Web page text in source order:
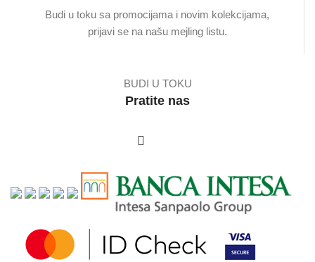
Budi u toku sa promocijama i novim kolekcijama,
prijavi se na našu mejling listu.
BUDI U TOKU
Pratite nas